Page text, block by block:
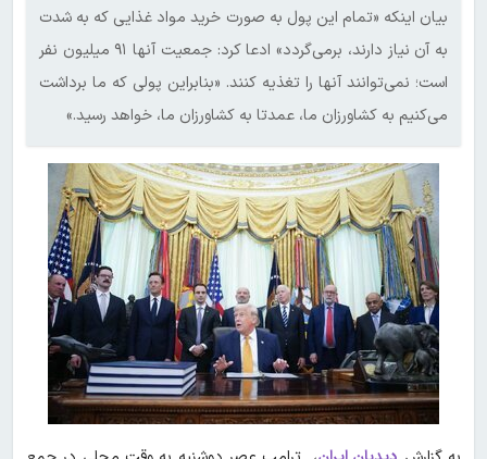
بیان اینکه «تمام این پول به صورت خرید مواد غذایی که به شدت
به آن نیاز دارند، برمی‌گردد» ادعا کرد: جمعیت آنها ۹۱ میلیون نفر
است؛ نمی‌توانند آنها را تغذیه کنند. «بنابراین پولی که ما برداشت
می‌کنیم به کشاورزان ما، عمدتا به کشاورزان ما، خواهد رسید.»